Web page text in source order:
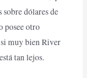
dólares de
posee otro
muy bien River
tan lejos.